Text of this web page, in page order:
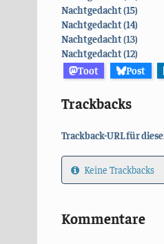
Nachtgedacht (15)
Nachtgedacht (14)
Nachtgedacht (13)
Nachtgedacht (12)
Toot
Post
Trackbacks
Trackback-URL für
Keine Trackbacks
Kommentare